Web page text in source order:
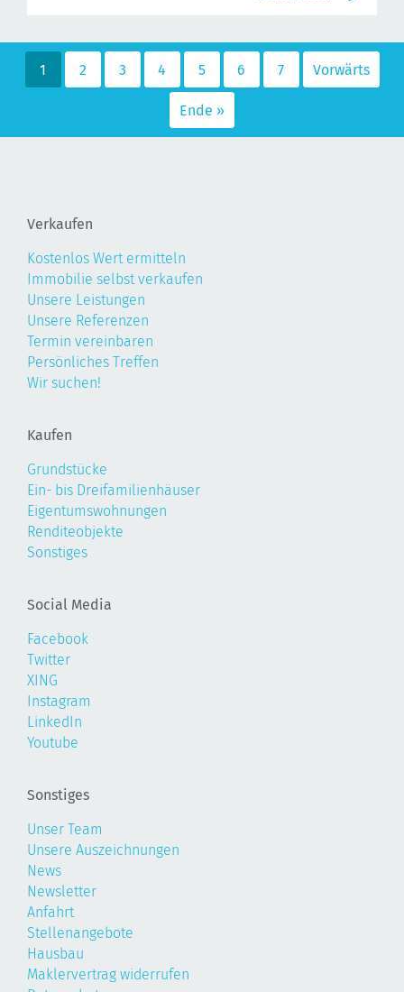
1 2 3 4 5 6 7 Vorwärts
Ende »
Verkaufen
Kostenlos Wert ermitteln
Immobilie selbst verkaufen
Unsere Leistungen
Unsere Referenzen
Termin vereinbaren
Persönliches Treffen
Wir suchen!
Kaufen
Grundstücke
Ein- bis Dreifamilienhäuser
Eigentumswohnungen
Renditeobjekte
Sonstiges
Social Media
Facebook
Twitter
XING
Instagram
LinkedIn
Youtube
Sonstiges
Unser Team
Unsere Auszeichnungen
News
Newsletter
Anfahrt
Stellenangebote
Hausbau
Maklervertrag widerrufen